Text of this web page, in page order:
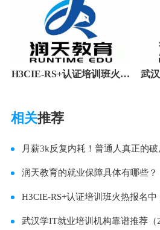
H3CIE-RS+认证培训班火热报名中！解锁网络专家之
相关推荐
月薪3k反复内耗！普通人真正的破
润天教育的就业保障具体有哪些？
H3CIE-RS+认证培训班火热报名中！解锁
武汉学IT就业培训机构靠谱推荐（